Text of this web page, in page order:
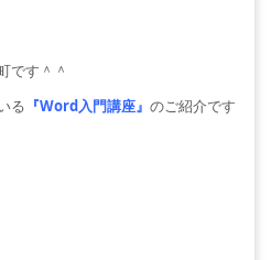
です＾＾
る 『Word入門講座』 のご紹介です